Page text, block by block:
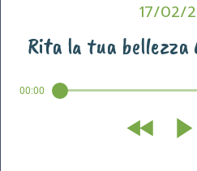
17/02/
Rita la tua bellezza
00:00